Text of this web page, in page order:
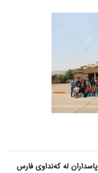
لە کەنداوی فارس